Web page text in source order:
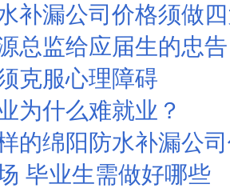
补漏公司价格须做
总监给应届生的忠告
克服心理障碍
为什么难就业？
的绵阳防水补漏公
毕业生需做好哪些